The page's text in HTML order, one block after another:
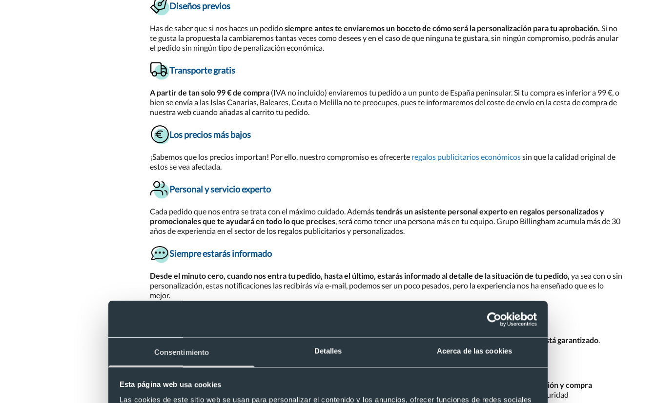
Consentimiento Detalles Acerca de las cookies
Esta página web usa cookies
Las cookies de este sitio web se usan para personalizar el contenido y los anuncios, ofrecer funciones de redes sociales
Diseños previos
Has de saber que si nos haces un pedidosiempre antes te enviaremos un boceto de cómo será la personalización para tu aprobación. Si no
te gusta la propuesta la cambiaremos tantas veces como desees y en el caso de que ninguna te gustara, sin ningún compromiso, podrás anular
el pedido sin ningún tipo de penalización económica.
Transporte gratis
A partir de tan solo 99 € de compra (IVA no incluido) enviaremos tu pedido a un punto de España peninsular. Si tu compra es inferior a 99 €, o
bien se envía a las Islas Canarias, Baleares, Ceuta o Melilla no te preocupes, pues te informaremos del coste de envío en la cesta de compra de
nuestra web cuando añadas al carrito tu pedido.
Los precios más bajos
¡Sabemos que los precios importan! Por ello, nuestro compromiso es ofrecerte regalos publicitarios económicossin que la calidad original de
estos se vea afectada.
Personal y servicio experto
Cada pedido que nos entra se trata con el máximo cuidado. Ademástendrás un asistente personal experto en regalos personalizados y
promocionales que te ayudará en todo lo que precises, será como tener una persona más en tu equipo. Grupo Billingham acumula más de 30
años de experiencia en el sector de los regalos publicitarios y personalizados.
Siempre estarás informado
Desde el minuto cero, cuando nos entra tu pedido, hasta el último, estarás informado al detalle de la situación de tu pedido, ya sea con o sin
personalización, estas notificaciones las recibirás vía e-mail, podemos ser un poco pesados, pero la experiencia nos ha enseñado que es lo
mejor.
¡Ponnos a prueba!Pocas empresas serán tan rápidas, dinos en qué fecha lo necesitas ycon nuestro servicio Expréss está garantizado.
Toda nuestra web esta bajo el protocolo de seguridad SSL, por lo que
todos los datos son encriptados para una navegación y compra
totalmente segura
, además trabajamos con plataformas de pago como caixabank para reforzar si cabe aun más esta seguridad